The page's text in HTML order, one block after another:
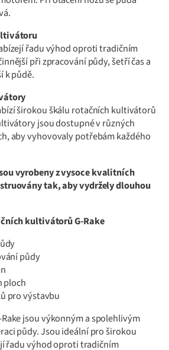
řadu výhod oproti tradičním
při zpracování půdy, šetří čas a
k půdě.
širokou škálu rotačních kultivátorů
jsou dostupné v různých
aby vyhovovaly potřebám každého
vyrobeny z vysoce kvalitních
tak, aby vydržely dlouhou
kultivátorů G-Rake
půdy
ploch
pro výstavbu
jsou výkonným a spolehlivým
půdy. Jsou ideální pro širokou
řadu výhod oproti tradičním